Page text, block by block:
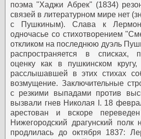
поэма "Хаджи Абрек" (1834)
связей в литературном мире нет
с Пушкиным). Слава к
одночасье со стихотворением
откликом на последнюю дуэль
распространяется в списках,
оценку как в пушкинском
расслышавшей в этих стихах
возмущение. Заключительные
с резкими выпадами против
вызвали гнев Николая I. 18
арестован и вскоре
Нижегородский драгунский полк
продлилась до октября 1837: